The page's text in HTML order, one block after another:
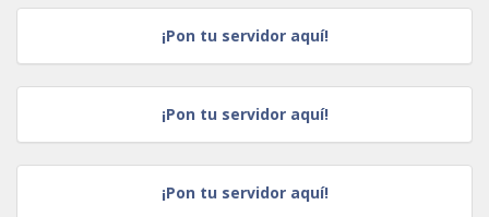
¡Pon tu servidor aquí!
¡Pon tu servidor aquí!
¡Pon tu servidor aquí!